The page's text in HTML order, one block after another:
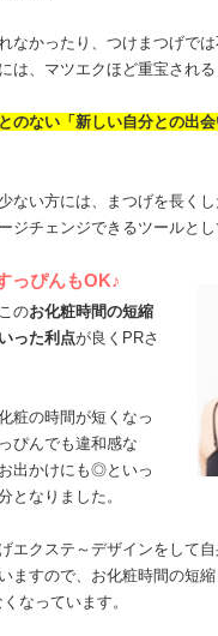
なかったり、つけまつげで
は、マツエクほど重宝され
のない「新しい自分との出
ない方には、まつげを長く
ジチェンジできるツールと
っぴんもOK♪
のお化粧時間の短縮
った利点が良くPRさ
粧の時間が短くなっ
ぴんでも違和感な
出かけにも◎といっ
となりました。
エクステ～デザインをして
ますので、お化粧時間の短
なっています。